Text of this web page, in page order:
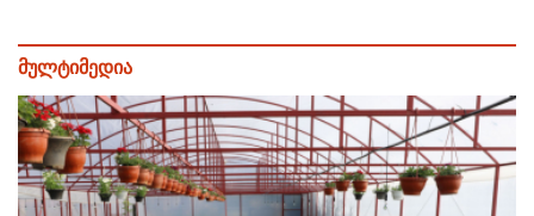
მულტიმედია